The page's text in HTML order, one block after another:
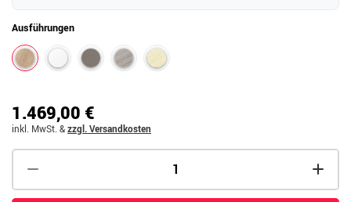
Ausführungen
1.469,00 €
inkl. MwSt. &zzgl. Versandkosten